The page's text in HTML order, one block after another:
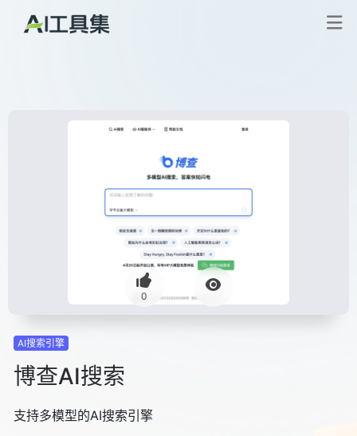
0
AI搜索引擎
博查AI搜索
支持多模型的AI搜索引擎